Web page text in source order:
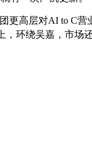
高层对AI to C营
环绕吴嘉，市场